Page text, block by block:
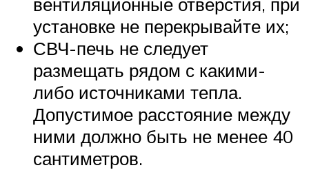
установке не перекрывайте их;
СВЧ-печь не следует
размещать рядом с какими-
либо источниками тепла.
Допустимое расстояние между
ними должно быть не менее 40
сантиметров.